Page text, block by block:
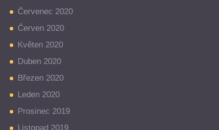
Červenec 2020
Červen 2020
Květen 2020
Duben 2020
Březen 2020
Leden 2020
Prosinec 2019
Listopad 2019